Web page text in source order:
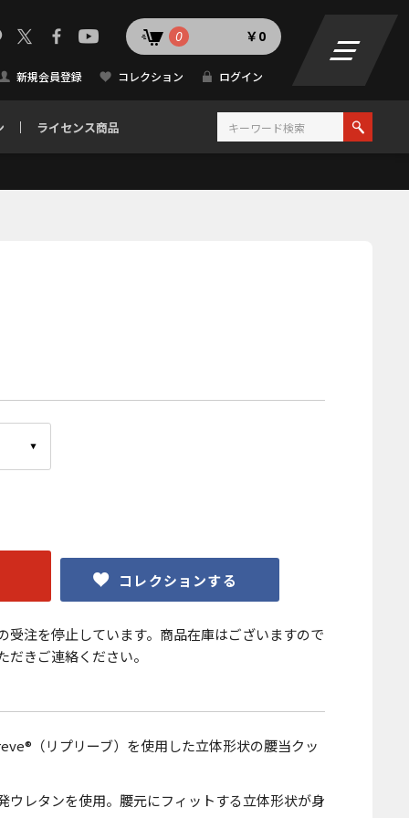
0 ￥0
新規会員登録 コレクション ログイン
ライセンス商品
コレクションする
受注を停止しています。商品在庫はございますので
だきご連絡ください。
（リプリーブ）を使用した立体形状の腰当クッ
ウレタンを使用。腰元にフィットする立体形状が身